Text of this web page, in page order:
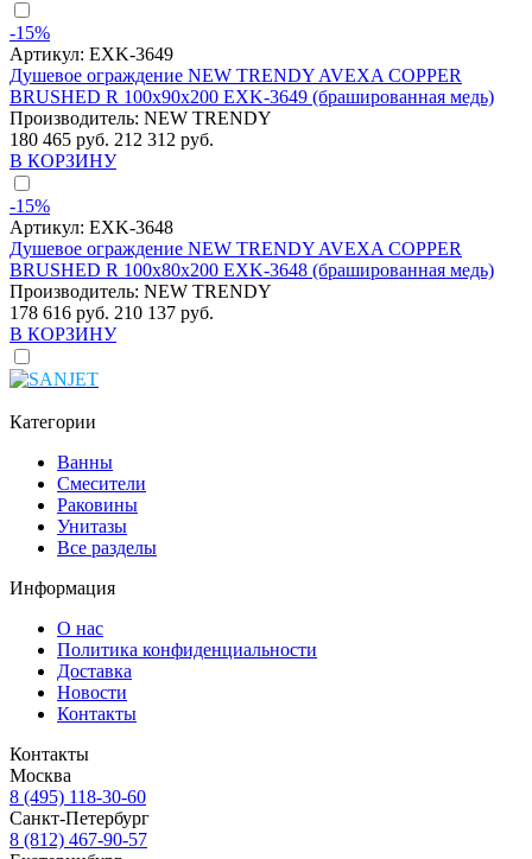
-15%
Артикул: EXK-3649
Душевое ограждение NEW TRENDY AVEXA COPPER
BRUSHED R 100x90x200 EXK-3649 (брашированная медь)
Производитель: NEW TRENDY
180 465 руб. 212 312 руб.
В КОРЗИНУ
-15%
Артикул: EXK-3648
Душевое ограждение NEW TRENDY AVEXA COPPER
BRUSHED R 100x80x200 EXK-3648 (брашированная медь)
Производитель: NEW TRENDY
178 616 руб. 210 137 руб.
В КОРЗИНУ
Категории
Ванны
Смесители
Раковины
Унитазы
Все разделы
Информация
О нас
Политика конфиденциальности
Доставка
Новости
Контакты
Контакты
Москва
8 (495) 118-30-60
Санкт-Петербург
8 (812) 467-90-57